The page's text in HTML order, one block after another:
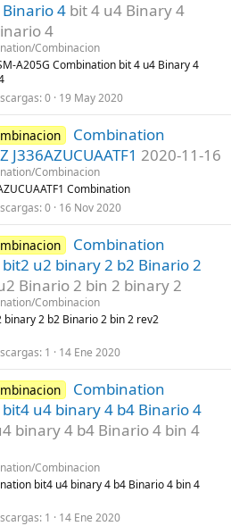
4 bit 4 u4 Binary 4
4
Combinacion
A205G Combination bit 4 u4 Binary 4
0 19 May 2020
Combination
J336AZUCUAATF1 2020-11-16
Combinacion
Combination
0 16 Nov 2020
Combination
bit2 u2 binary 2 b2 Binario 2
Binario 2 bin 2 binary 2
Combinacion
binary 2 b2 Binario 2 bin 2 rev2
1 14 Ene 2020
Combination
bit4 u4 binary 4 b4 Binario 4
binary 4 b4 Binario 4 bin 4
Combinacion
bit4 u4 binary 4 b4 Binario 4 bin 4
1 14 Ene 2020